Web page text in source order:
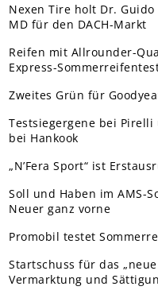
Nexen Tire holt Dr.
MD für den DACH-Markt
Reifen mit Allrounder-
Express-
Zweites Grün für
Testsiegergene bei
bei Hankook
„N’Fera Sport“ ist
Soll und Haben im AMS-
Neuer ganz vorne
Promobil testet
Startschuss für das
Vermarktung und